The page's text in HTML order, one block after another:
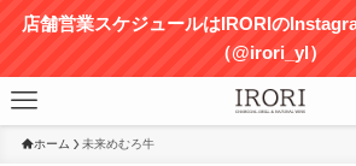
店舗営業スケジュールはIRORIの
（@irori_yl）
ホーム 未来めむろ牛